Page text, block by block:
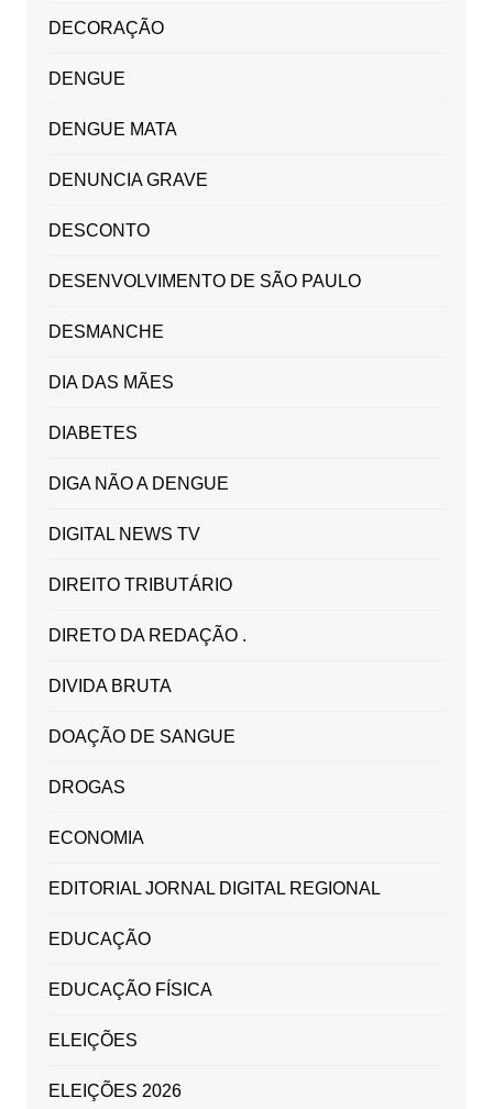
DECORAÇÃO
DENGUE
DENGUE MATA
DENUNCIA GRAVE
DESCONTO
DESENVOLVIMENTO DE SÃO PAULO
DESMANCHE
DIA DAS MÃES
DIABETES
DIGA NÃO A DENGUE
DIGITAL NEWS TV
DIREITO TRIBUTÁRIO
DIRETO DA REDAÇÃO .
DIVIDA BRUTA
DOAÇÃO DE SANGUE
DROGAS
ECONOMIA
EDITORIAL JORNAL DIGITAL REGIONAL
EDUCAÇÃO
EDUCAÇÃO FÍSICA
ELEIÇÕES
ELEIÇÕES 2026